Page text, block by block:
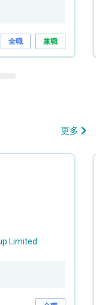
全職 兼職
更多
Limited